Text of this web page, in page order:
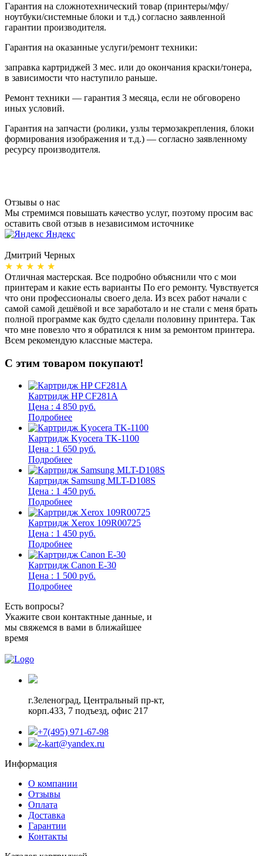
Гарантия на сложнотехнический товар (принтеры/мфу/
ноутбуки/системные блоки и т.д.) согласно заявленной
гарантии производителя.
Гарантия на оказанные услуги/ремонт техники:
заправка картриджей 3 мес. или до окончания краски/тонера,
в зависимости что наступило раньше.
Ремонт техники — гарантия 3 месяца, если не обговорено
иных условий.
Гарантия на запчасти (ролики, узлы термозакрепления, блоки
формирования изображения и т.д.) — согласно заявленному
ресурсу производителя.
Отзывы о нас
Мы стремимся повышать качество услуг, поэтому просим вас
оставить свой отзыв в независимом источнике
Яндекс
Дмитрий Черных
★ ★ ★ ★ ★
Отличная мастерская. Все подробно объяснили что с мои
принтерам и какие есть варианты По его ремонту. Чувствуется
что они профессионалы своего дела. Из всех работ начали с
самой самой дешёвой и все заработало и не стали с меня брать
полной программе как будто сделали половину принтера. Так
что мне повезло что я обратился к ним за ремонтом принтера.
Всем рекомендую классные мастера.
С этим товаром покупают!
Картридж HP CF281A
Цена : 4 850 руб.
Подробнее
Картридж Kyocera TK-1100
Цена : 1 650 руб.
Подробнее
Картридж Samsung MLT-D108S
Цена : 1 450 руб.
Подробнее
Картридж Xerox 109R00725
Цена : 1 450 руб.
Подробнее
Картридж Canon E-30
Цена : 1 500 руб.
Подробнее
Есть вопросы?
Укажите свои контактные данные, и
мы свяжемся в вами в ближайшее
время
г.Зеленоград, Центральный пр-кт,
корп.433, 7 подъезд, офис 217
+7(495) 971-67-98
z-kart@yandex.ru
Информация
О компании
Отзывы
Оплата
Доставка
Гарантии
Контакты